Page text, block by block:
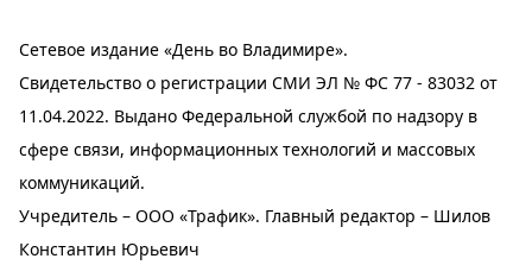
Сетевое издание «День во Владимире».
Свидетельство о регистрации СМИ ЭЛ № ФС 77 - 83032 от
11.04.2022. Выдано Федеральной службой по надзору в
сфере связи, информационных технологий и массовых
коммуникаций.
Учредитель – ООО «Трафик». Главный редактор – Шилов
Константин Юрьевич